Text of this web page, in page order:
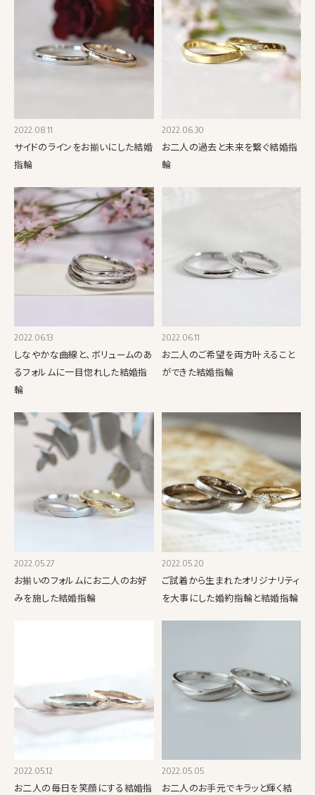
2022.08.11
サイドのラインをお揃いにした結婚
指輪
2022.06.30
お二人の過去と未来を繋ぐ結婚指
輪
2022.06.13
しなやかな曲線と、ボリュームのあ
るフォルムに一目惚れした結婚指
輪
2022.06.11
お二人のご希望を両方叶えること
ができた結婚指輪
2022.05.27
お揃いのフォルムにお二人のお好
みを施した結婚指輪
2022.05.20
ご試着から生まれたオリジナリティ
を大事にした婚約指輪と結婚指輪
2022.05.12
お二人の毎日を笑顔にする結婚指
2022.05.05
お二人のお手元でキラッと輝く結